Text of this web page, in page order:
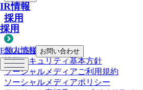
IR情報
採用
ENGLISH お問い合わせ
採用
個人情報について
情報セキュリティ基本方針
ソーシャルメディアご利用規約
ソーシャルメディアポリシー